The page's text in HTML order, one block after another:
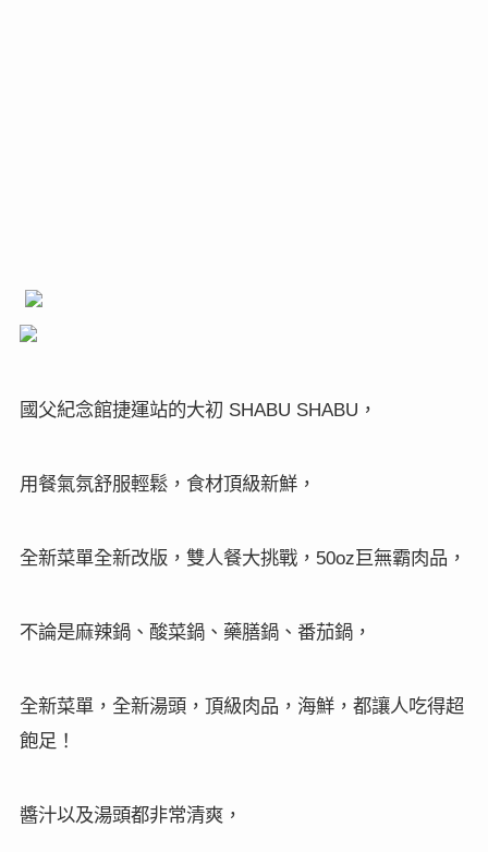
國父紀念館捷運站的大初 SHABU SHABU ，
用餐氣氛舒服輕鬆，食材頂級新鮮，
全新菜單全新改版，雙人餐大挑戰， 50oz巨無霸肉品，
不論是麻辣鍋、酸菜鍋、藥膳鍋、番茄鍋，
全新菜單，全新湯頭，頂級肉品，海鮮，都讓人吃得超
飽足！
醬汁以及湯頭都非常清爽，